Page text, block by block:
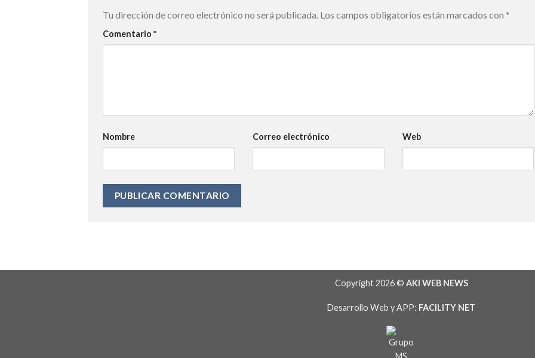
Tu dirección de correo electrónico no será publicada. Los campos obligatorios están marcados con *
Comentario *
Nombre Correo electrónico Web
Copyright 2026 © AKI WEB NEWS
Desarrollo Web y APP: FACILITY NET